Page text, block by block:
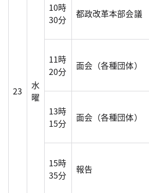
23
水
曜
10時
30分
都政改革本部会議
11時
20分
面会（各種団体）
13時
15分
面会（各種団体）
15時
35分
報告